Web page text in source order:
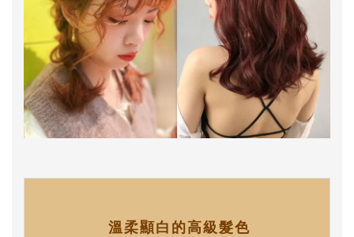
溫柔顯白的高級髮色